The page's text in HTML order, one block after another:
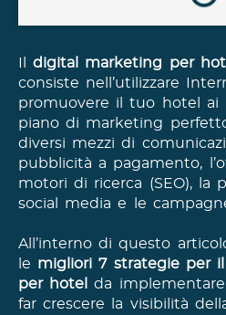
Ildigital marketing per
consiste nell’utilizzare
promuovere il tuo hotel ai
piano di marketing
diversi mezzi di
pubblicità a pagamento,
motori di ricerca (SEO), la
social media e le
All’interno di questo
le migliori 7 strategie per
per hotel
da
far crescere la visibilità